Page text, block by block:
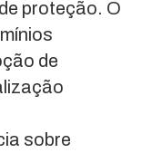
proteção. O
de
sobre